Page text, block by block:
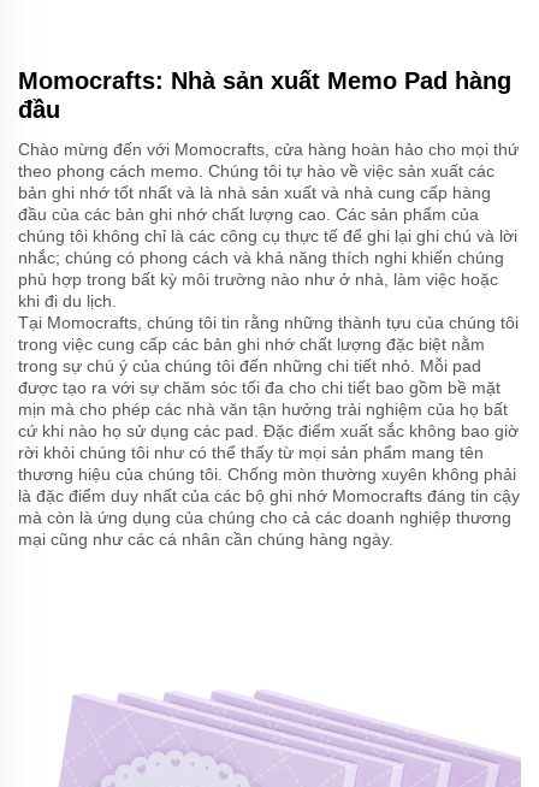
Momocrafts: Nhà sản xuất Memo Pad hàng
đầu
Chào mừng đến với Momocrafts, cửa hàng hoàn hảo cho mọi thứ
theo phong cách memo. Chúng tôi tự hào về việc sản xuất các
bản ghi nhớ tốt nhất và là nhà sản xuất và nhà cung cấp hàng
đầu của các bản ghi nhớ chất lượng cao. Các sản phẩm của
chúng tôi không chỉ là các công cụ thực tế để ghi lại ghi chú và lời
nhắc; chúng có phong cách và khả năng thích nghi khiến chúng
phù hợp trong bất kỳ môi trường nào như ở nhà, làm việc hoặc
khi đi du lịch.
Tại Momocrafts, chúng tôi tin rằng những thành tựu của chúng tôi
trong việc cung cấp các bản ghi nhớ chất lượng đặc biệt nằm
trong sự chú ý của chúng tôi đến những chi tiết nhỏ. Mỗi pad
được tạo ra với sự chăm sóc tối đa cho chi tiết bao gồm bề mặt
mịn mà cho phép các nhà văn tận hưởng trải nghiệm của họ bất
cứ khi nào họ sử dụng các pad. Đặc điểm xuất sắc không bao giờ
rời khỏi chúng tôi như có thể thấy từ mọi sản phẩm mang tên
thương hiệu của chúng tôi. Chống mòn thường xuyên không phải
là đặc điểm duy nhất của các bộ ghi nhớ Momocrafts đáng tin cậy
mà còn là ứng dụng của chúng cho cả các doanh nghiệp thương
mại cũng như các cá nhân cần chúng hàng ngày.